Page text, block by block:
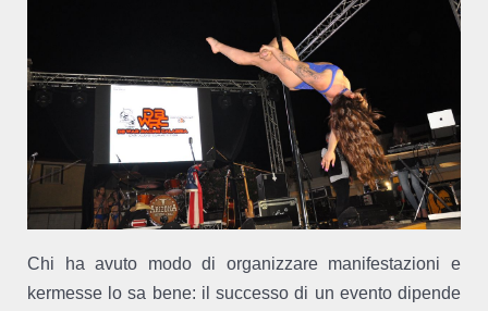
Chi ha avuto modo di organizzare manifestazioni e
kermesse lo sa bene: il successo di un evento dipende